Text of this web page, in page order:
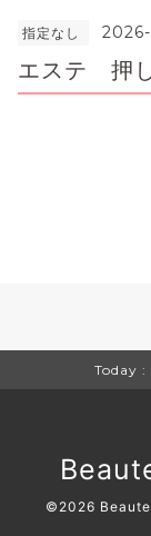
指定なし
エステ 押
Today :
©2026